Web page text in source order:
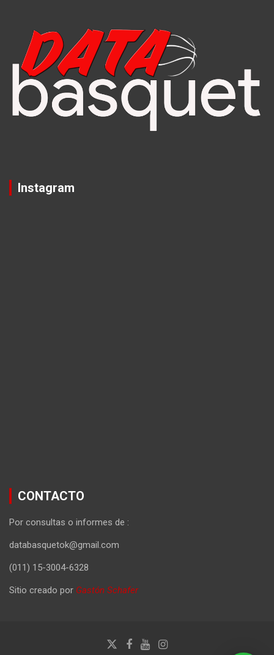
Instagram
CONTACTO
Por consultas o informes de :
databasquetok@gmail.com
(011) 15-3004-6328
Sitio creado por Gastón Schafer